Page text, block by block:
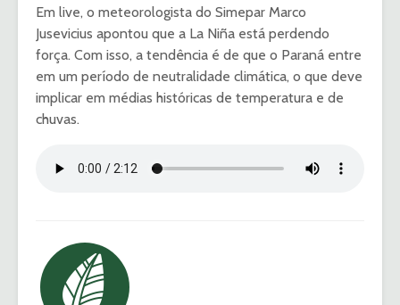
Em live, o meteorologista do Simepar Marco
Jusevicius apontou que a La Niña está perdendo
força. Com isso, a tendência é de que o Paraná entre
em um período de neutralidade climática, o que deve
implicar em médias históricas de temperatura e de
chuvas.